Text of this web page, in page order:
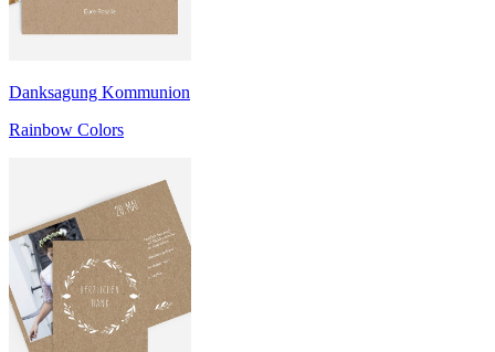
Danksagung Kommunion
Rainbow Colors